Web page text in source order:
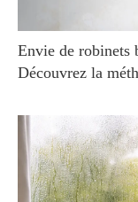
Envie de robinets
Découvrez la